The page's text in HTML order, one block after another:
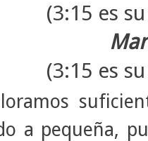
(3:15 es
(3:15 es
a pequeña,